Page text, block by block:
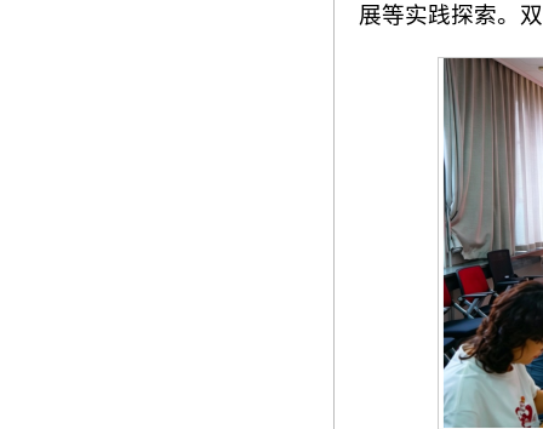
展等实践探索。